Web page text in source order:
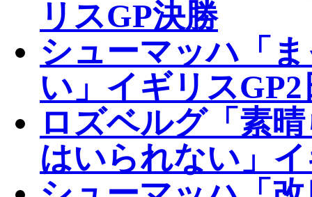
リスGP決勝
シューマッハ「
い」イギリスGP2
ロズベルグ「素
はいられない」